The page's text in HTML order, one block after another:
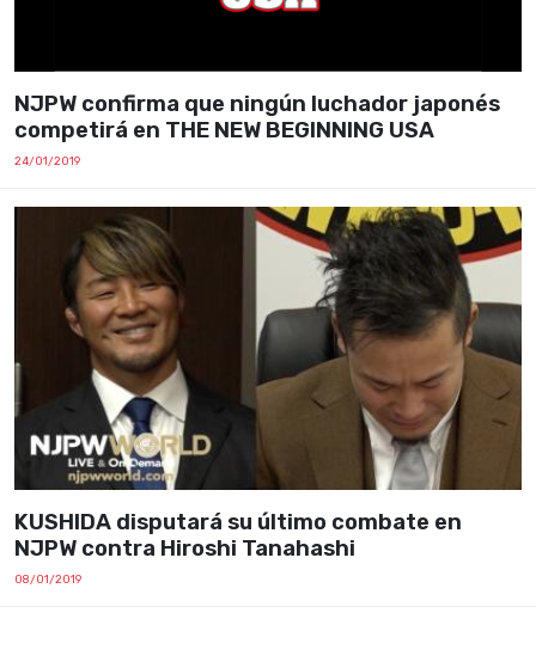
NJPW confirma que ningún luchador japonés
competirá en THE NEW BEGINNING USA
24/01/2019
KUSHIDA disputará su último combate en
NJPW contra Hiroshi Tanahashi
08/01/2019